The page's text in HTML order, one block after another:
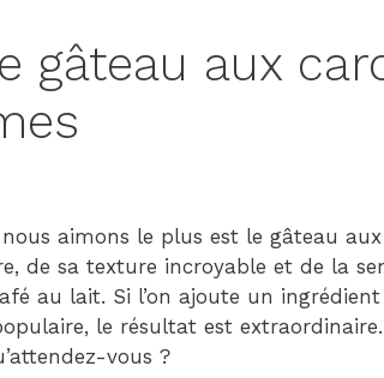
gâteau aux
aimons le plus est le gâteau
de sa texture incroyable et de la
au lait. Si l’on ajoute un
le résultat est extraordinaire.
vous ?